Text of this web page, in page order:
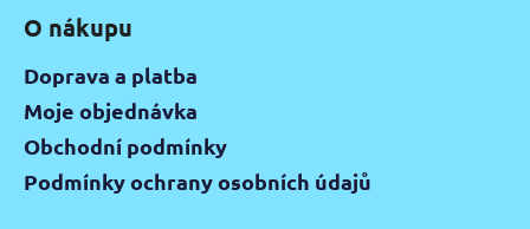
O nákupu
Doprava a platba
Moje objednávka
Obchodní podmínky
Podmínky ochrany osobních údajů